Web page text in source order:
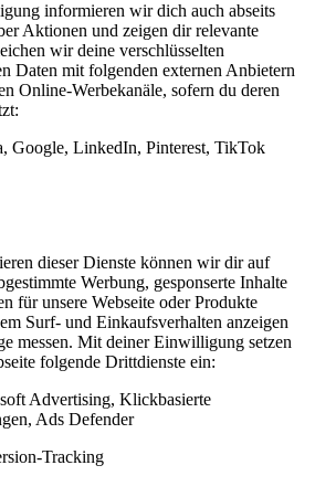
informieren wir dich auch abseits
Aktionen und zeigen dir relevante
wir deine verschlüsselten
Daten mit folgenden externen Anbietern
Online-Werbekanäle, sofern du deren
Google, LinkedIn, Pinterest, TikTok
dieser Dienste können wir dir auf
Werbung, gesponserte Inhalte
für unsere Webseite oder Produkte
Surf- und Einkaufsverhalten anzeigen
messen. Mit deiner Einwilligung setzen
folgende Drittdienste ein:
Advertising, Klickbasierte
Ads Defender
Tracking